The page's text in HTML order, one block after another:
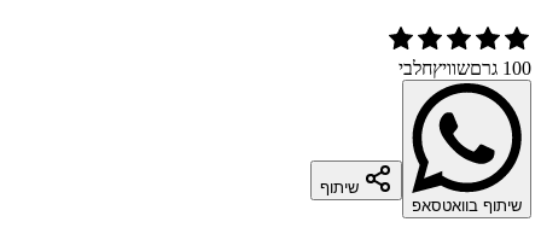
100 גרם שוויץחלבי
שיתוף בוואטסאפ
שיתוף